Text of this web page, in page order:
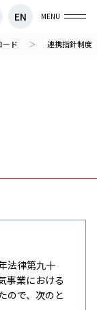
EN MENU
ード 連携指針制度
法律第九十
事業における
ので、次のと